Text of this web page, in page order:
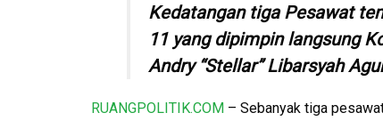
Kedatangan tiga Pesawat
11 yang dipimpin langsung
Andry “Stellar” Libarsyah
RUANGPOLITIK.COM – Sebanyak tiga